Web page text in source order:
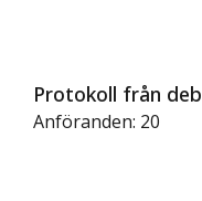
Protokoll från
Anföranden: 20